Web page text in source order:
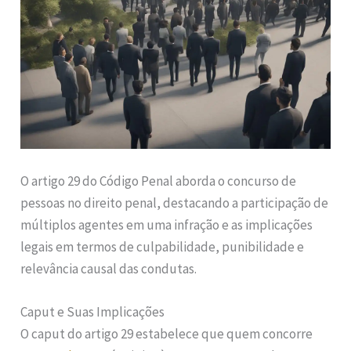
O artigo 29 do Código Penal aborda o concurso de
pessoas no direito penal, destacando a participação de
múltiplos agentes em uma infração e as implicações
legais em termos de culpabilidade, punibilidade e
relevância causal das condutas.
Caput e Suas Implicações
O caput do artigo 29 estabelece que quem concorre